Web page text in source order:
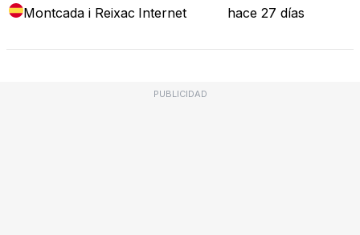
Montcada i Reixac Internet hace 27 días
PUBLICIDAD